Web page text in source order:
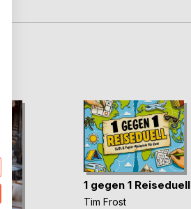
1 gegen 1 Reiseduell
Tim Frost